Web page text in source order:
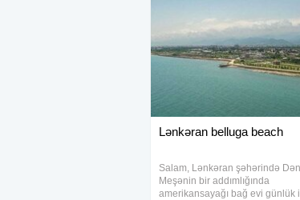
Lənkəran belluga beach
Salam, Lənkəran şəhərində
Meşənin bir addımlığında
amerikansayağı bağ evi günlük